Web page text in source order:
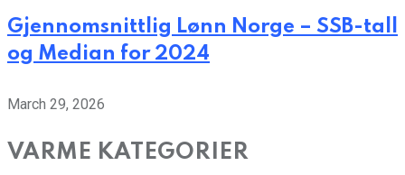
Gjennomsnittlig Lønn Norge – SSB-tall
og Median for 2024
March 29, 2026
VARME KATEGORIER